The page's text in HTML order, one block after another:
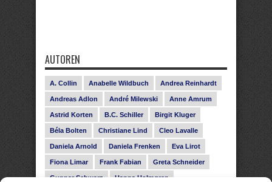
AUTOREN
A. Collin Anabelle Wildbuch Andrea Reinhardt
Andreas Adlon André Milewski Anne Amrum
Astrid Korten B.C. Schiller Birgit Kluger
Béla Bolten Christiane Lind Cleo Lavalle
Daniela Arnold Daniela Frenken Eva Lirot
Fiona Limar Frank Fabian Greta Schneider
Gunnar Schwarz Hanna Holmgren